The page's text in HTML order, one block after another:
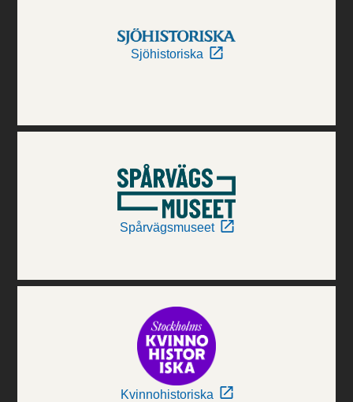
Sjöhistoriska
Spårvägsmuseet
Kvinnohistoriska